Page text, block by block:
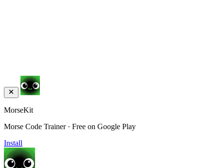
MorseKit
Morse Code Trainer · Free on Google Play
Install